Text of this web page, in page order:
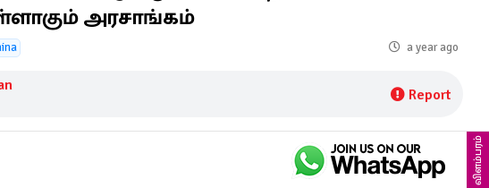
அரசாங்கம்
a year ago
Report
விளம்பரம்